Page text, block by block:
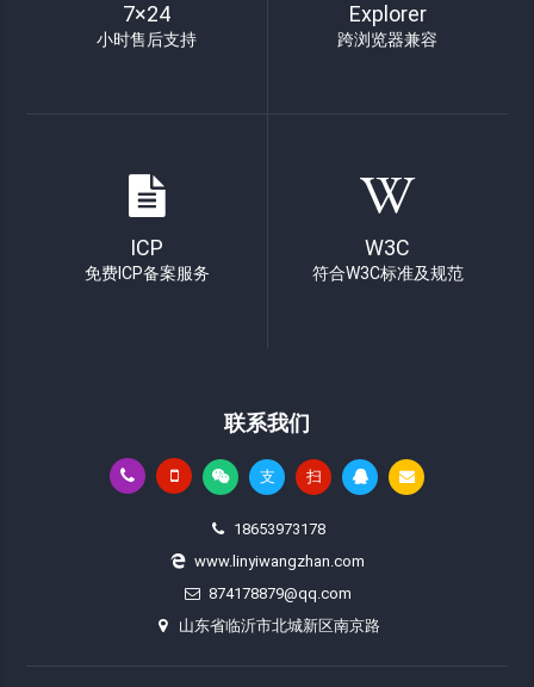
7×24
小时售后支持
Explorer
跨浏览器兼容
ICP
免费ICP备案服务
W3C
符合W3C标准及规范
联系我们
支 扫
18653973178
www.linyiwangzhan.com
874178879@qq.com
山东省临沂市北城新区南京路